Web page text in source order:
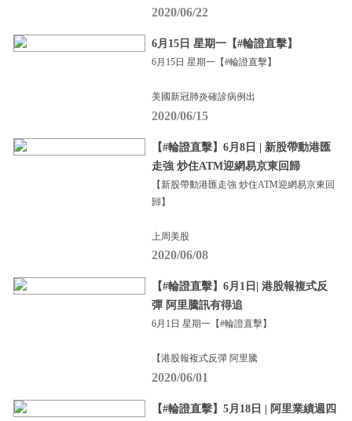
2020/06/22
6月15日 星期一【#輪證直擊】
6月15日 星期一【#輪證直擊】
美國新冠肺炎確診病例出
2020/06/15
【#輪證直擊】6月8日 | 新股帶動港匯
走強 炒住ATM迎網易京東回歸
【新股帶動港匯走強 炒住ATM迎網易京東回
歸】
上周美股
2020/06/08
【#輪證直擊】6月1日| 港股報複式反
彈 阿里騰訊有得追
6月1日 星期一【#輪證直擊】
【港股報複式反彈 阿里騰
2020/06/01
【#輪證直擊】5月18日 | 阿里業績週四